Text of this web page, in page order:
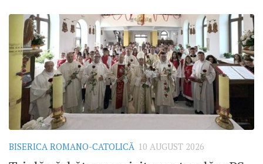
BISERICA ROMANO-CATOLICĂ 10 AUGUST 2026